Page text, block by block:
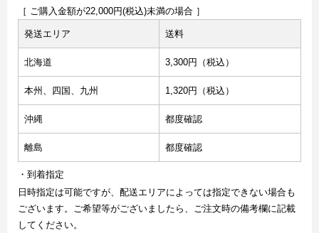
［ ご購入金額が22,000円(税込)未満の場合 ］
発送エリア 送料
北海道 3,300円（税込）
本州、四国、九州 1,320円（税込）
沖縄 都度確認
離島 都度確認
・到着指定
日時指定は可能ですが、配送エリアによっては指定できない場合も
ございます。ご希望等がございましたら、ご注文時の備考欄に記載
してください。